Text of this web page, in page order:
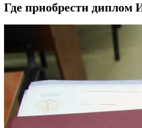
Где приобрести